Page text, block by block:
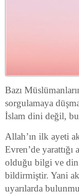
Bazı
sorgulamaya
İslam dini değil, bu
Allah’ın ilk ayeti
Evren’de yarattığı
olduğu bilgi ve din
bildirmiştir. Yani
uyarılarda